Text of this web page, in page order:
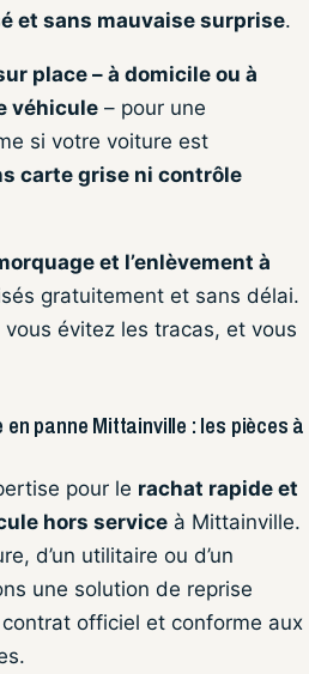
et sans mauvaise surprise.
place – à domicile ou à
véhicule – pour une
si votre voiture est
carte grise ni contrôle
et l’enlèvement à
gratuitement et sans délai.
évitez les tracas, et vous
panne Mittainville : les pièces à
pour le rachat rapide et
hors service à Mittainville.
d’un utilitaire ou d’un
une solution de reprise
officiel et conforme aux